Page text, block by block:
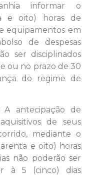
informar o
e oito) horas de
equipamentos em
de despesas
ser disciplinados
ou no prazo de 30
do regime de
A antecipação de
de seus
mediante o
e oito) horas
não poderão ser
à 5 (cinco) dias